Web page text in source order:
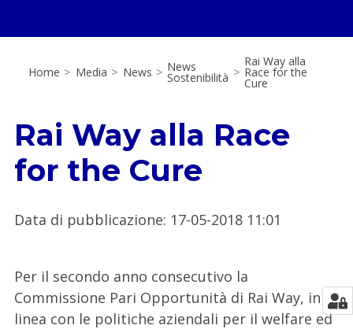
Home > Media > News > News
Sostenibilità >
Rai Way alla
Race for the
Cure
Rai Way alla Race
for the Cure
Data di pubblicazione: 17-05-2018 11:01
Per il secondo anno consecutivo la
Commissione Pari Opportunità di Rai Way, in
linea con le politiche aziendali per il welfare ed